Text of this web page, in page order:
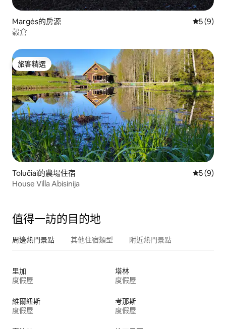
Margės的房源 從 9 則評
5 (9)
穀倉
旅客精選
旅客精選
Tolučiai的農場住宿 從 9 則評
5 (9)
House Villa Abisinija
值得一訪的目的地
周邊熱門景點 其他住宿類型 附近熱門景點
里加
度假屋
塔林
度假屋
維爾紐斯
度假屋
考那斯
度假屋